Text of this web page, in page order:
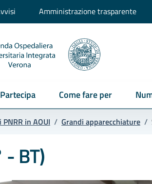
Amministrazione trasparente
Partecipa Come fare per
in AOUI / Grandi apparecchiature /
BT)